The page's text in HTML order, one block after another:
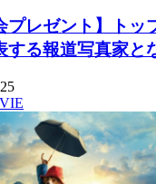
プレゼント】トッ
する報道写真家と